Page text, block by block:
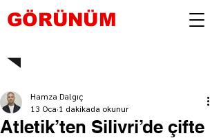
GÖRÜNÜM
Atletik’ten Silivri’de çifte
Hamza Dalgıç
13 Oca 1 dakikada okunur